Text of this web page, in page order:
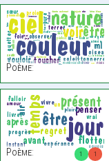
Poème:
1 1
Poème: